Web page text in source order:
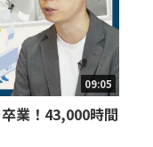
09:05
業！43,000時間